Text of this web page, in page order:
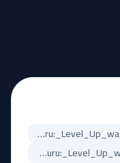
#مشاهدة_أنمي_Isekai_de_Cheat_Skill_wo_Te_ni_Shita_Ore_wa,_Genjitsu_Sekai_wo_mo_Musou_Suru:_Level_Up_wa_Jinsei_wo_Kaeta
#تحميل_حلقات_Isekai_de_Cheat_Skill_wo_Te_ni_Shita_Ore_wa,_Genjitsu_Sekai_wo_mo_Musou_Suru:_Level_Up_wa_Jinsei_wo_Kaeta